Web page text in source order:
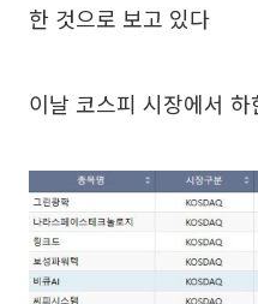
한 것으로 보고 있다
이날 코스피 시장에서